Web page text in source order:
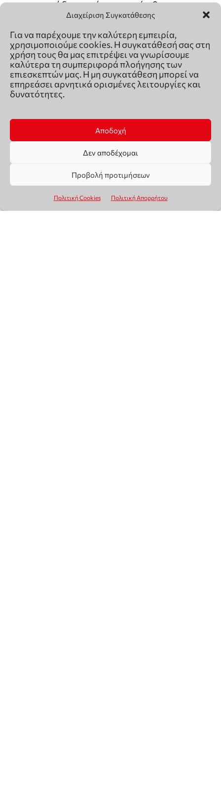
Διαχείριση Συγκατάθεσης
Για να παρέχουμε την καλύτερη εμπειρία,
χρησιμοποιούμε cookies. Η συγκατάθεσή σας στη
χρήση τους θα μας επιτρέψει να γνωρίσουμε
καλύτερα τη συμπεριφορά πλοήγησης των
επιεσκεπτών μας. Η μη συγκατάθεση μπορεί να
επηρεάσει αρνητικά ορισμένες λειτουργίες και
δυνατότητες.
Αποδοχή
Δεν αποδέχομαι
Προβολή προτιμήσεων
Πολιτική Cookies Πολιτική Απορρήτου